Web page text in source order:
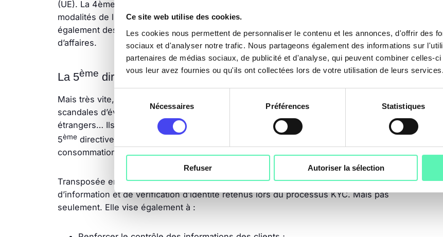
Ce site web utilise des cookies.
Les cookies nous permettent de personnaliser le contenu et les annonces, d'offrir des
sociaux et d'analyser notre trafic. Nous partageons également des informations sur
partenaires de médias sociaux, de publicité et d'analyse, qui peuvent combiner celles-
vous leur avez fournies ou qu'ils ont collectées lors de votre utilisation de leurs services.
consentement
Nécessaires Préférences Statistiques
Refuser Autoriser la sélection
(UE). La 4ème directive, transposée en droit français en 2016, précise quant à elle les
modalités de l’identification et de la vérification de l’identité des clients. Elle impose
également des mesures de vigilance à l’entrée et tout au long de la relation
d’affaires.
La 5ème directive LCB-FT : un tournant majeur
Mais très vite, ces directives se sont révélées obsolètes. Et, cette fois-ci, les
scandales d’évasion fiscale comme la menace terroriste n’y sont pas tout à fait
étrangers… Ils ont sans aucun doute précipité l’adoption, en mai 2018, de la
5ème directive, bien aidés, il est vrai, par la transformation des habitudes de
consommation et l’essor des cryptomonnaies et autres néo-banques.
Transposée en droit français en février 2020, cette directive harmonise les niveaux
d’information et de vérification d’identité retenus lors du processus KYC. Mais pas
seulement. Elle vise également à :